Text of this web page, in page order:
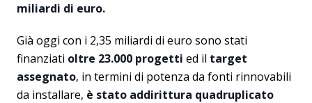
miliardi di euro.
Già oggi con i 2,35 miliardi di euro sono stati
finanziati oltre 23.000 progetti ed il target
assegnato, in termini di potenza da fonti rinnovabili
da installare, è stato addirittura quadruplicato